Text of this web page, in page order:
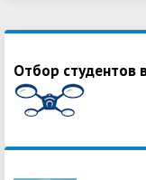
Отбор студентов